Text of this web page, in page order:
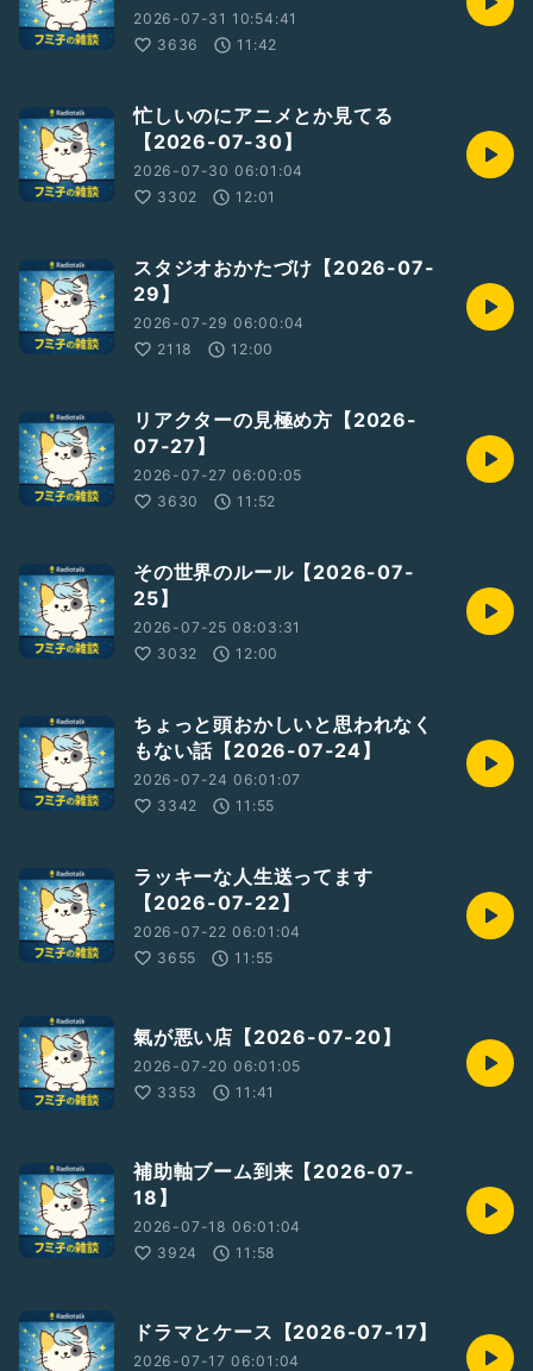
2026-07-31 10:54:41
3636
11:42
忙しいのにアニメとか見てる
【2026-07-30】
2026-07-30 06:01:04
3302
12:01
スタジオおかたづけ【2026-07-
29】
2026-07-29 06:00:04
2118
12:00
リアクターの見極め方【2026-
07-27】
2026-07-27 06:00:05
3630
11:52
その世界のルール【2026-07-
25】
2026-07-25 08:03:31
3032
12:00
ちょっと頭おかしいと思われなく
もない話【2026-07-24】
2026-07-24 06:01:07
3342
11:55
ラッキーな人生送ってます
【2026-07-22】
2026-07-22 06:01:04
3655
11:55
氣が悪い店【2026-07-20】
2026-07-20 06:01:05
3353
11:41
補助軸ブーム到来【2026-07-
18】
2026-07-18 06:01:04
3924
11:58
ドラマとケース【2026-07-17】
2026-07-17 06:01:04